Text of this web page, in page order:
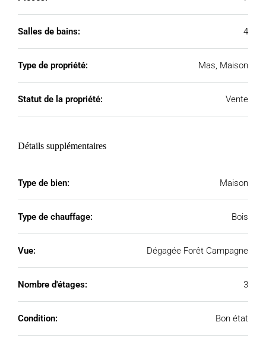
Salles de bains: 4
Type de propriété: Mas, Maison
Statut de la propriété: Vente
Détails supplémentaires
Type de bien: Maison
Type de chauffage: Bois
Vue: Dégagée Forêt Campagne
Nombre d'étages: 3
Condition: Bon état